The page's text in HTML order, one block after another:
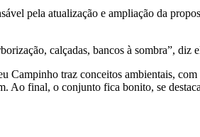
pela atualização e ampliação da
calçadas, bancos à sombra”, diz
traz conceitos ambientais,
Ao final, o conjunto fica bonito, se